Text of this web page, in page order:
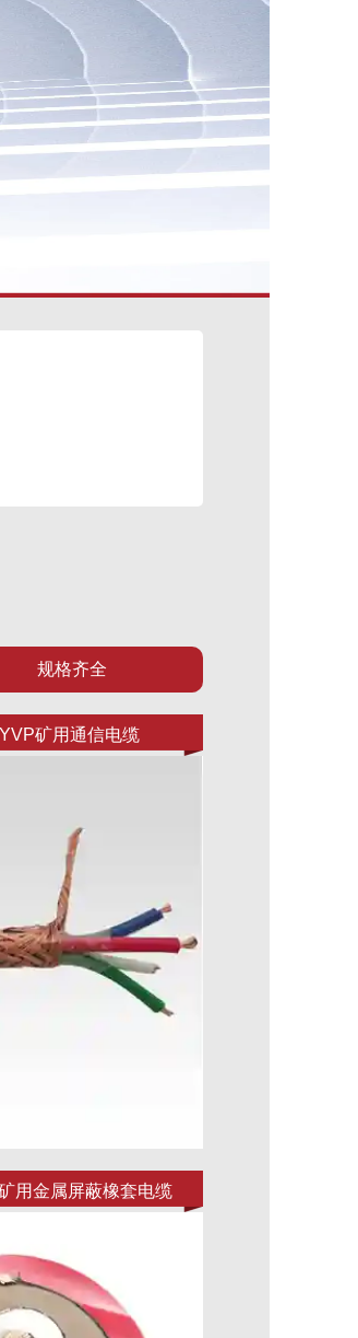
规格齐全
矿用通信电缆
用金属屏蔽橡套电缆